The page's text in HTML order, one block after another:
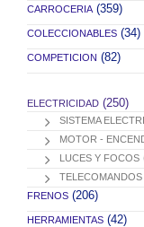
CARROCERIA (359)
COLECCIONABLES (34)
COMPETICION (82)
ELECTRICIDAD (250)
SISTEMA
MOTOR -
LUCES Y FOCOS
FRENOS (206)
HERRAMIENTAS (42)